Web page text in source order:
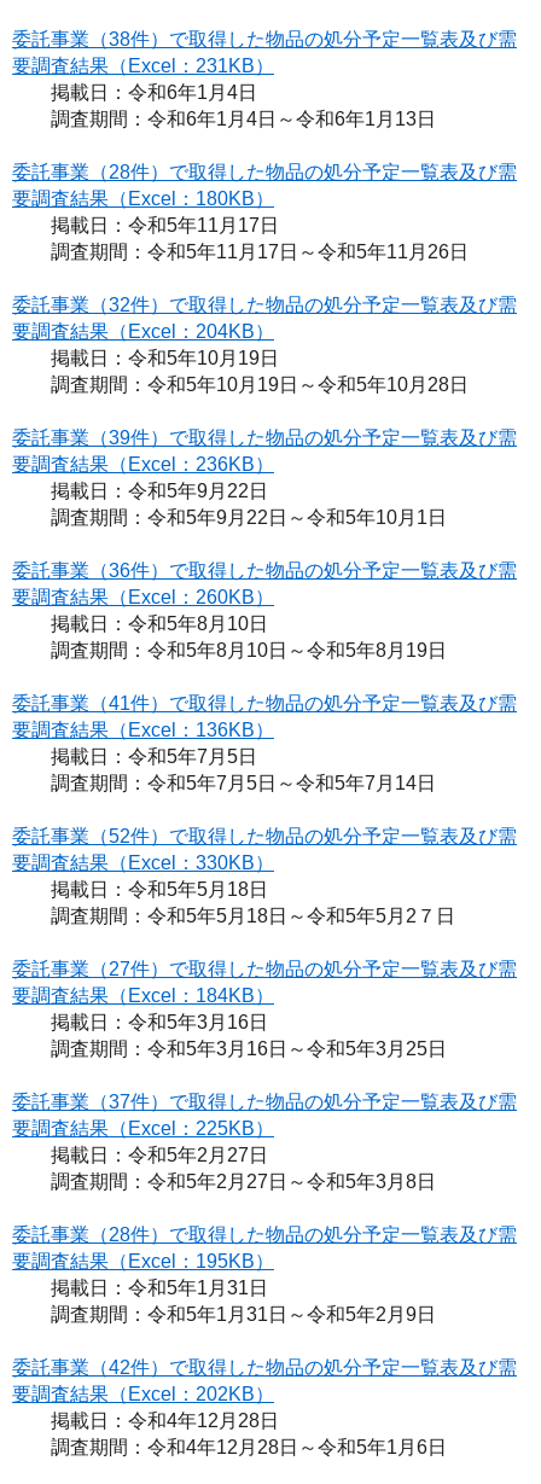
委託事業（38件）で取得した物品の処分予定一覧表及び需
要調査結果（Excel：231KB）
掲載日：令和6年1月4日
調査期間：令和6年1月4日～令和6年1月13日
委託事業（28件）で取得した物品の処分予定一覧表及び需
要調査結果（Excel：180KB）
掲載日：令和5年11月17日
調査期間：令和5年11月17日～令和5年11月26日
委託事業（32件）で取得した物品の処分予定一覧表及び需
要調査結果（Excel：204KB）
掲載日：令和5年10月19日
調査期間：令和5年10月19日～令和5年10月28日
委託事業（39件）で取得した物品の処分予定一覧表及び需
要調査結果（Excel：236KB）
掲載日：令和5年9月22日
調査期間：令和5年9月22日～令和5年10月1日
委託事業（36件）で取得した物品の処分予定一覧表及び需
要調査結果（Excel：260KB）
掲載日：令和5年8月10日
調査期間：令和5年8月10日～令和5年8月19日
委託事業（41件）で取得した物品の処分予定一覧表及び需
要調査結果（Excel：136KB）
掲載日：令和5年7月5日
調査期間：令和5年7月5日～令和5年7月14日
委託事業（52件）で取得した物品の処分予定一覧表及び需
要調査結果（Excel：330KB）
掲載日：令和5年5月18日
調査期間：令和5年5月18日～令和5年5月2７日
委託事業（27件）で取得した物品の処分予定一覧表及び需
要調査結果（Excel：184KB）
掲載日：令和5年3月16日
調査期間：令和5年3月16日～令和5年3月25日
委託事業（37件）で取得した物品の処分予定一覧表及び需
要調査結果（Excel：225KB）
掲載日：令和5年2月27日
調査期間：令和5年2月27日～令和5年3月8日
委託事業（28件）で取得した物品の処分予定一覧表及び需
要調査結果（Excel：195KB）
掲載日：令和5年1月31日
調査期間：令和5年1月31日～令和5年2月9日
委託事業（42件）で取得した物品の処分予定一覧表及び需
要調査結果（Excel：202KB）
掲載日：令和4年12月28日
調査期間：令和4年12月28日～令和5年1月6日